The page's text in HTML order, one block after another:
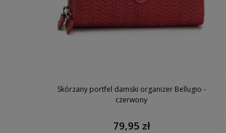
Skórzany portfel damski organizer Bellugio -
czerwony
79,95 zł